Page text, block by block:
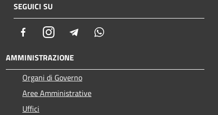
SEGUICI SU
FacebookInstagram Telegram
AMMINISTRAZIONE
Organi di Governo
Aree Amministrative
Uffici